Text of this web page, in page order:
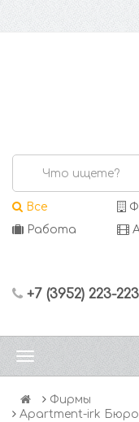
Все
Работа
+7 (3952) 223-
Фирмы
Apartment-irk